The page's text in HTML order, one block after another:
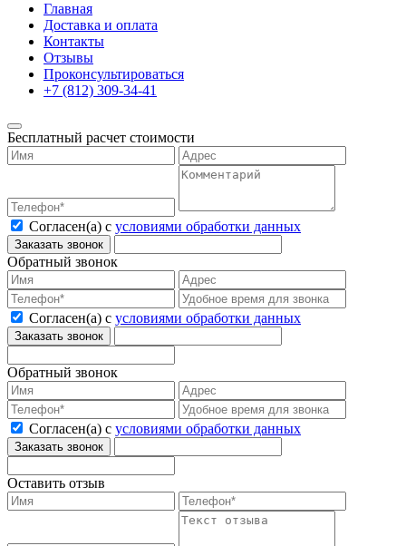
Главная
Доставка и оплата
Контакты
Отзывы
Проконсультироваться
Бесплатный расчет стоимости
Согласен(а) с условиями обработки данных
Обратный звонок
Согласен(а) с условиями обработки данных
Обратный звонок
Согласен(а) с условиями обработки данных
Оставить отзыв